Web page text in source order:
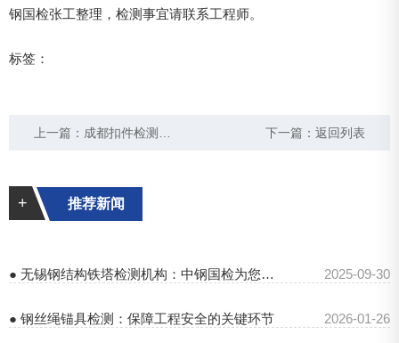
钢国检张工整理，检测事宜请联系工程师。
标签：
上一篇： 成都扣件检测公司 成都钢管扣件检测报告 下一篇： 返回列表
+ 推荐新闻
● 无锡钢结构铁塔检测机构：中钢国检为您保驾护航 2025-09-30
● 钢丝绳锚具检测：保障工程安全的关键环节 2026-01-26